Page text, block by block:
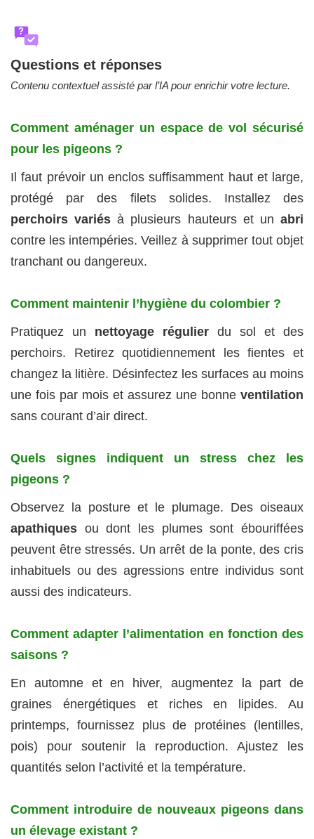
?
Questions et réponses
Contenu contextuel assisté par l’IA pour enrichir votre lecture.
Comment aménager un espace de vol sécurisé
pour les pigeons ?
Il faut prévoir un enclos suffisamment haut et large,
protégé par des filets solides. Installez des
perchoirs variés à plusieurs hauteurs et unabri
contre les intempéries. Veillez à supprimer tout objet
tranchant ou dangereux.
Comment maintenir l’hygiène du colombier ?
Pratiquez un nettoyage régulier du sol et des
perchoirs. Retirez quotidiennement les fientes et
changez la litière. Désinfectez les surfaces au moins
une fois par mois et assurez une bonne ventilation
sans courant d’air direct.
Quels signes indiquent un stress chez les
pigeons ?
Observez la posture et le plumage. Des oiseaux
apathiques ou dont les plumes sont ébouriffées
peuvent être stressés. Un arrêt de la ponte, des cris
inhabituels ou des agressions entre individus sont
aussi des indicateurs.
Comment adapter l’alimentation en fonction des
saisons ?
En automne et en hiver, augmentez la part de
graines énergétiques et riches en lipides. Au
printemps, fournissez plus de protéines (lentilles,
pois) pour soutenir la reproduction. Ajustez les
quantités selon l’activité et la température.
Comment introduire de nouveaux pigeons dans
un élevage existant ?